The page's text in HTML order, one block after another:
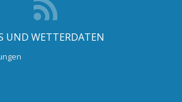
UND WETTERDATEN